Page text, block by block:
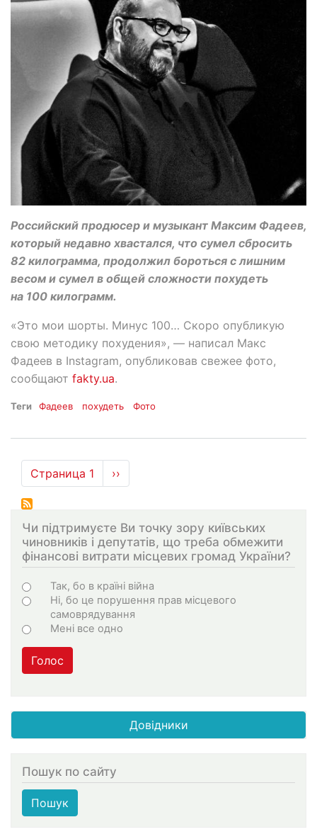
Российский продюсер и музыкант Максим Фадеев,
который недавно хвастался, что сумел сбросить
82 килограмма, продолжил бороться с лишним
весом и сумел в общей сложности похудеть
на 100 килограмм.
«Это мои шорты. Минус 100… Скоро опубликую
свою методику похудения», — написал Макс
Фадеев в Instagram, опубликовав свежее фото,
сообщают fakty.ua.
Теги Фадеев похудеть Фото
Нумерация
страниц
Страница 1
Следующая
страница
››
Чи підтримуєте Ви точку зору київських
чиновників і депутатів, що треба обмежити
фінансові витрати місцевих громад України?
Choices
Так, бо в країні війна
Ні, бо це порушення прав місцевого
самоврядування
Мені все одно
Голос
Довідники
Пошук по сайту
Пошук